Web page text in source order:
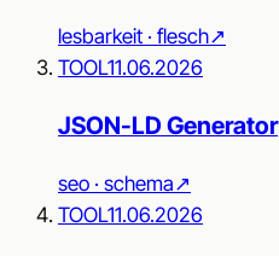
lesbarkeit · flesch↗︎
TOOL11.06.2026
JSON-LD Generator
seo · schema↗︎
TOOL11.06.2026